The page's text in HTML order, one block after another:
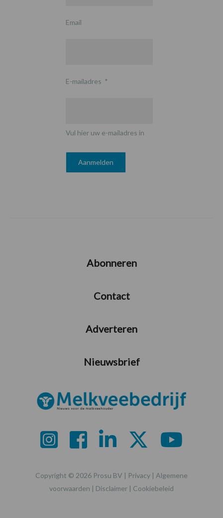
Email
E-mailadres *
Vul hier uw e-mailadres in
Abonneren
Contact
Adverteren
Nieuwsbrief
Copyright © 2026 Prosu BV | Privacy | Algemene
voorwaarden | Disclaimer | Cookiebeleid